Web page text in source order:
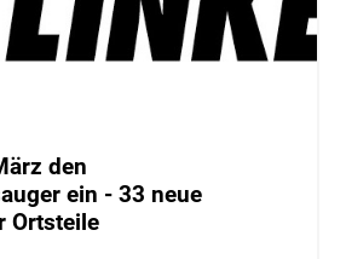
den
ein - 33 neue
Ortsteile